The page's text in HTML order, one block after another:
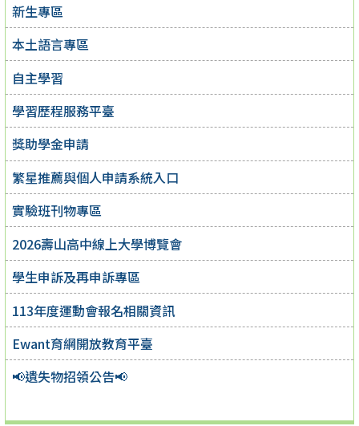
新生專區
本土語言專區
自主學習
學習歷程服務平臺
獎助學金申請
繁星推薦與個人申請系統入口
實驗班刊物專區
2026壽山高中線上大學博覽會
學生申訴及再申訴專區
113年度運動會報名相關資訊
Ewant育網開放教育平臺
📢遺失物招領公告📢